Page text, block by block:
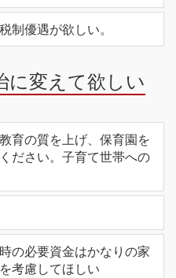
制優遇が欲しい。
に変えて欲しい
育の質を上げ、保育園を
ださい。子育て世帯への
の必要資金はかなりの家
考慮してほしい